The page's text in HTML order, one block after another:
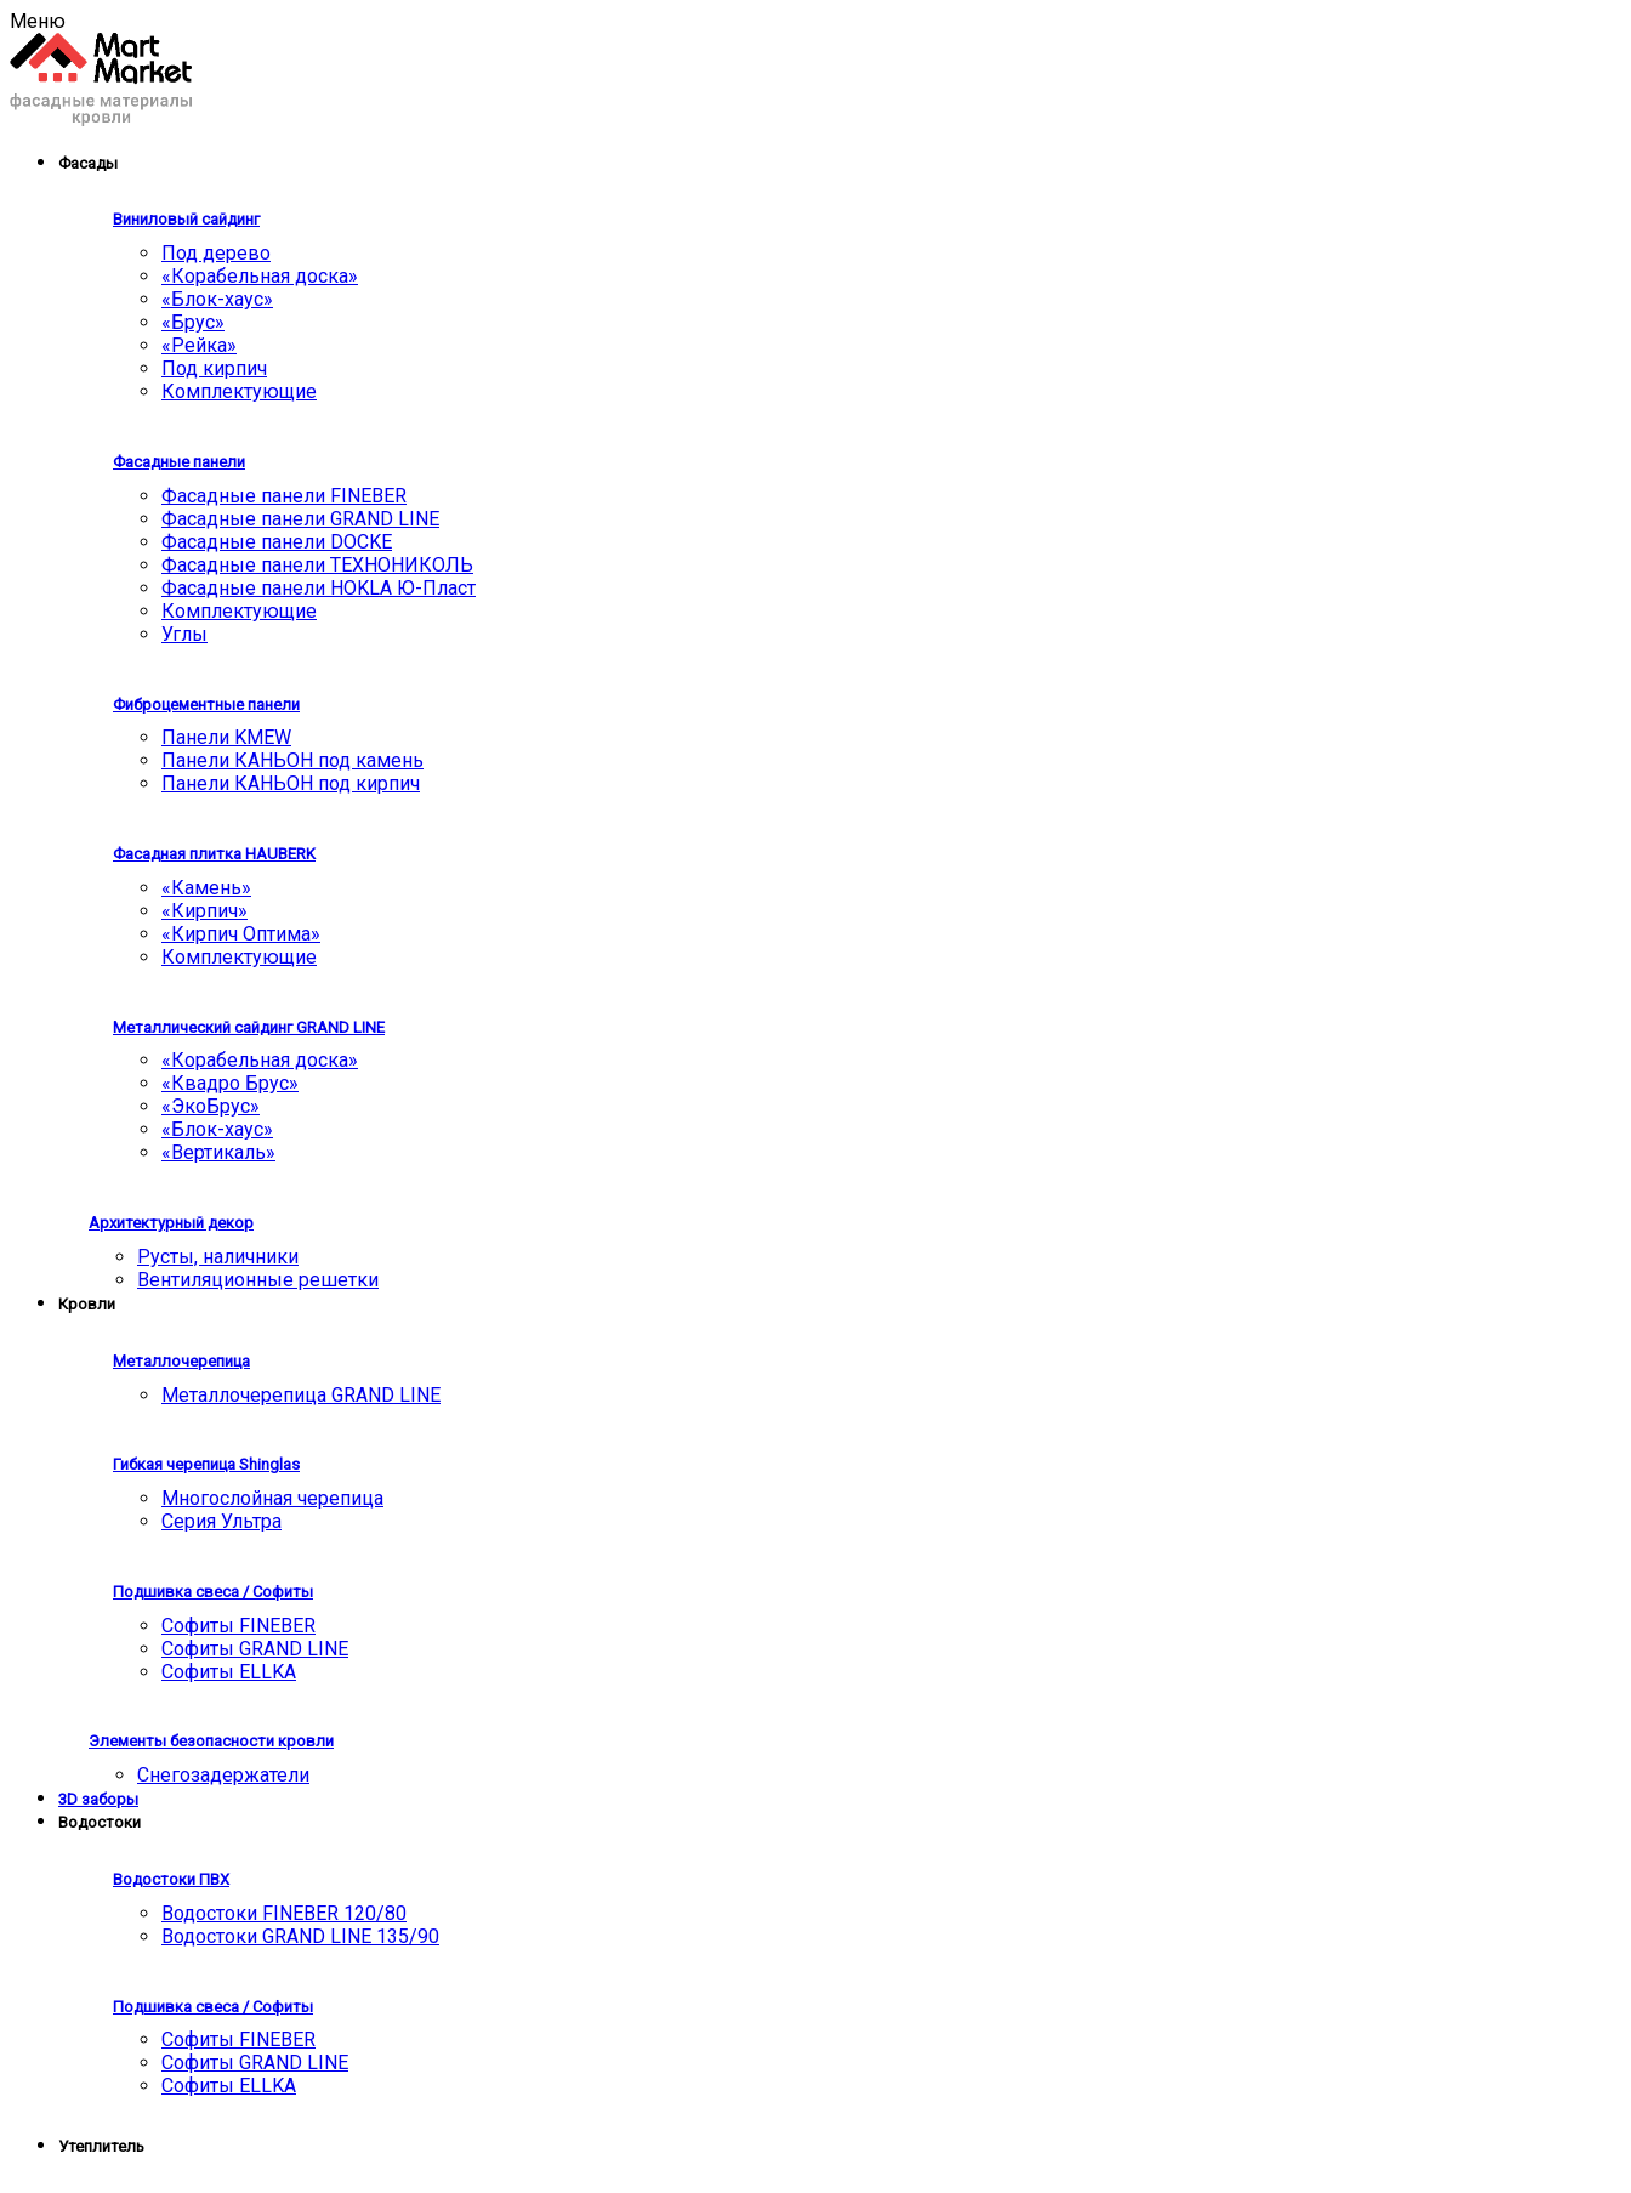
Меню
Фасады
Виниловый сайдинг
Под дерево
«Корабельная доска»
«Блок-хаус»
«Брус»
«Рейка»
Под кирпич
Комплектующие
Фасадные панели
Фасадные панели FINEBER
Фасадные панели GRAND LINE
Фасадные панели DOCKE
Фасадные панели ТЕХНОНИКОЛЬ
Фасадные панели HOKLA Ю-Пласт
Комплектующие
Углы
Фиброцементные панели
Панели KMEW
Панели КАНЬОН под камень
Панели КАНЬОН под кирпич
Фасадная плитка HAUBERK
«Камень»
«Кирпич»
«Кирпич Оптима»
Комплектующие
Металлический сайдинг GRAND LINE
«Корабельная доска»
«Квадро Брус»
«ЭкоБрус»
«Блок-хаус»
«Вертикаль»
Архитектурный декор
Русты, наличники
Вентиляционные решетки
Кровли
Металлочерепица
Металлочерепица GRAND LINE
Гибкая черепица Shinglas
Многослойная черепица
Серия Ультра
Подшивка свеса / Софиты
Софиты FINEBER
Софиты GRAND LINE
Софиты ELLKA
Элементы безопасности кровли
Снегозадержатели
3D заборы
Водостоки
Водостоки ПВХ
Водостоки FINEBER 120/80
Водостоки GRAND LINE 135/90
Подшивка свеса / Софиты
Софиты FINEBER
Софиты GRAND LINE
Софиты ELLKA
Утеплитель